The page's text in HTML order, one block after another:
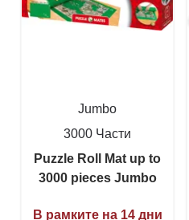
Jumbo
3000 Части
Puzzle Roll Mat up to
3000 pieces Jumbo
В рамките на 14 дни